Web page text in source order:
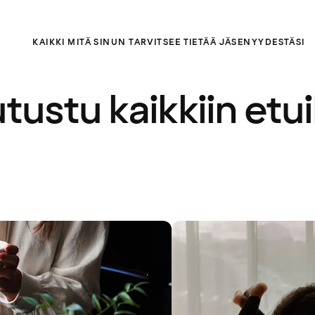
KAIKKI MITÄ SINUN TARVITSEE TIETÄÄ JÄSENYYDESTÄSI
kaikkiin